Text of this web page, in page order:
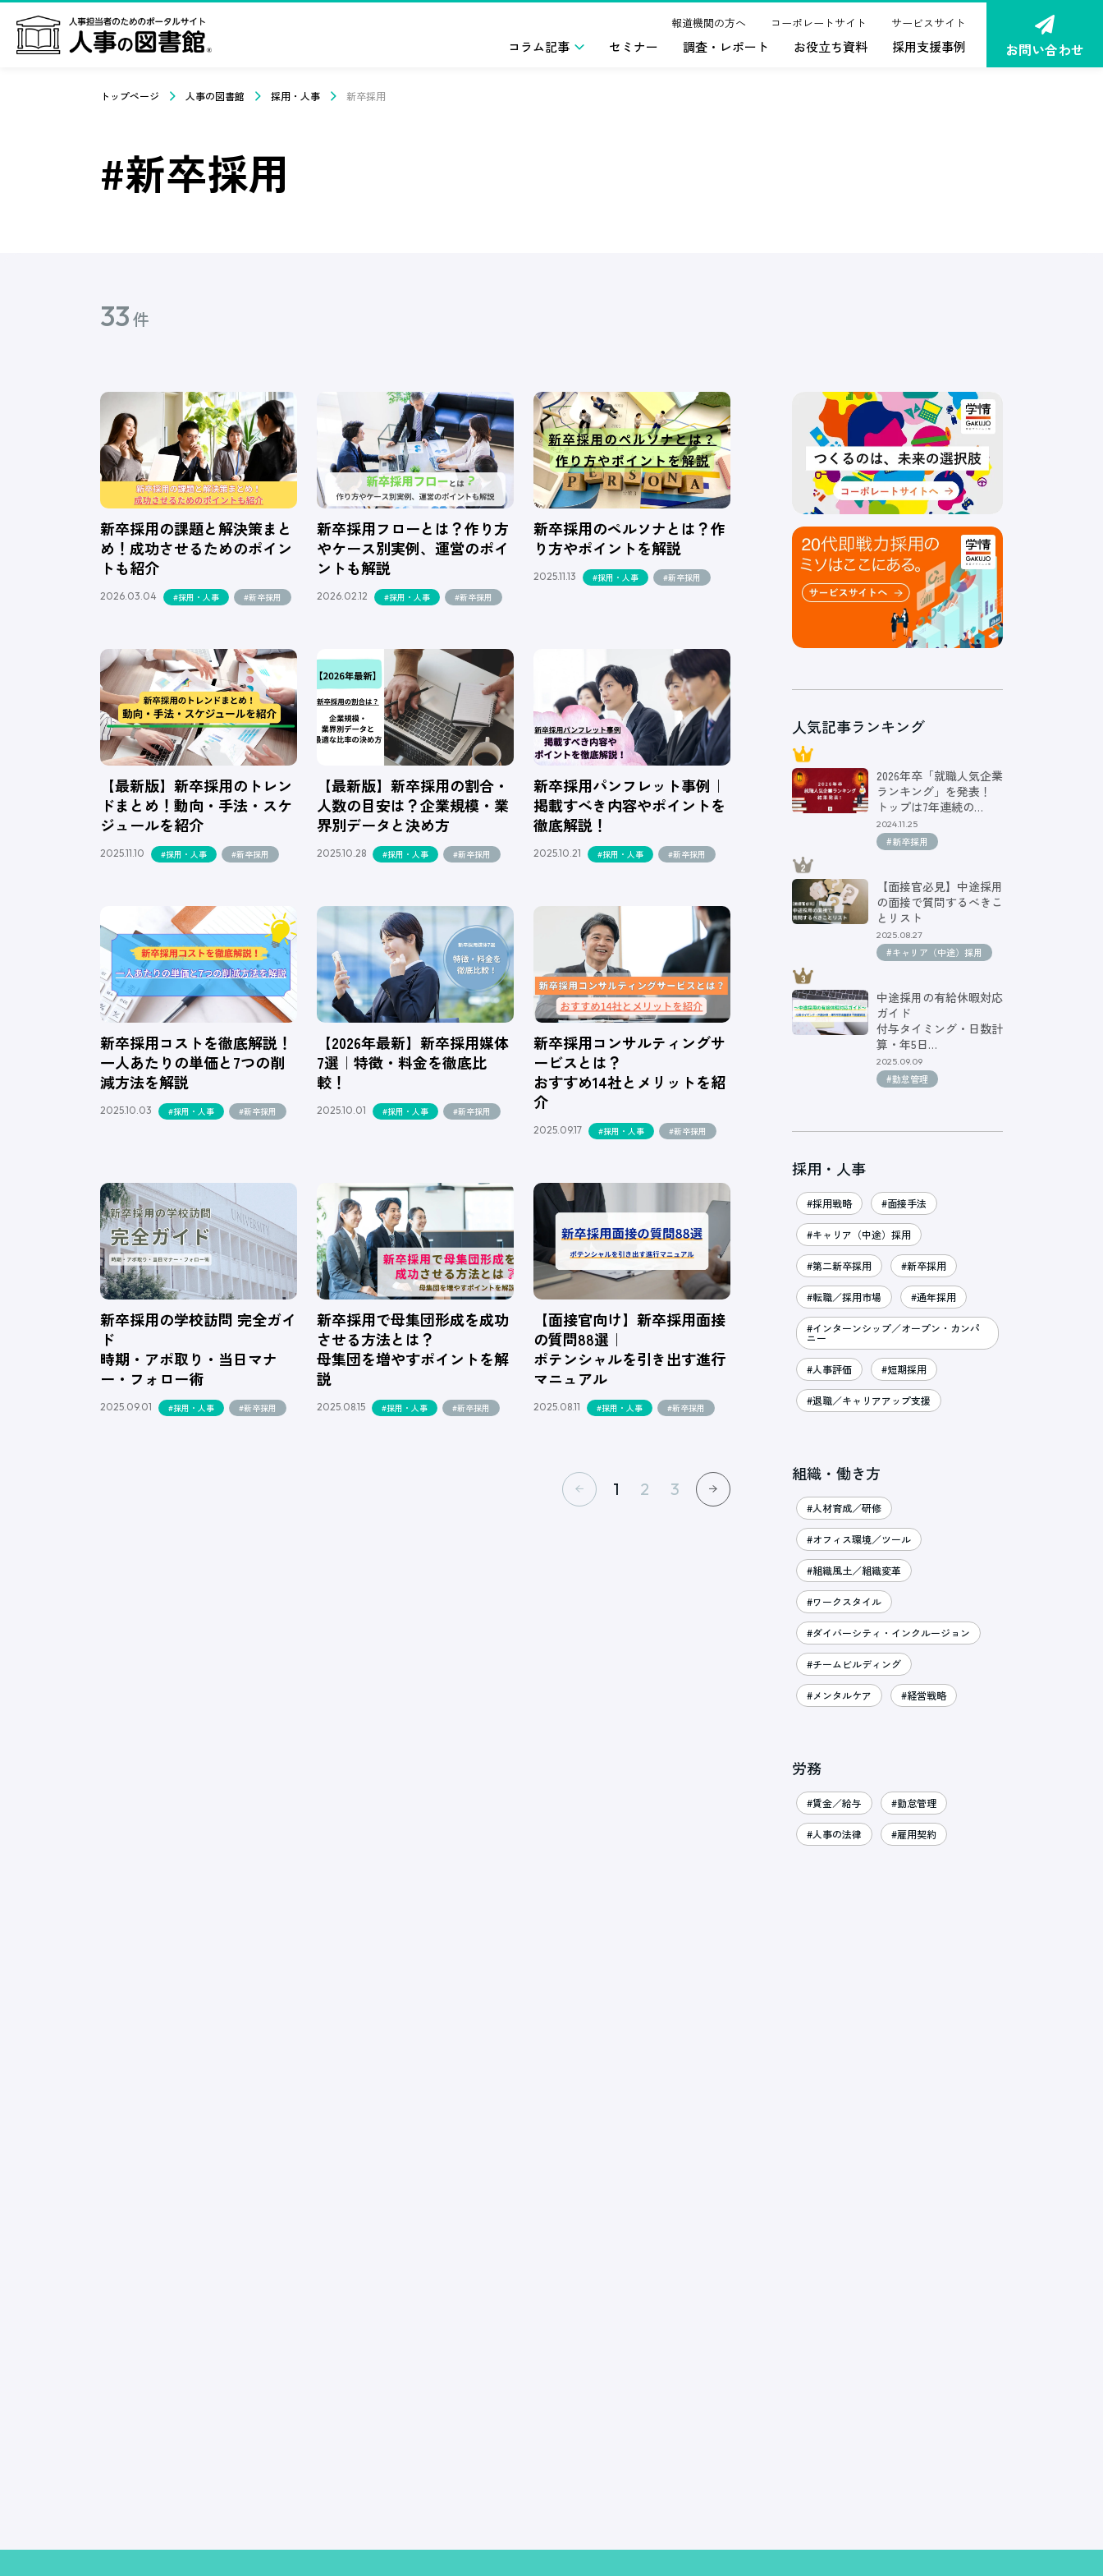
報道機関の方へ コーポレートサイト サービスサイト
コラム記事 セミナー 調査・レポート お役立ち資料 採用支援事例 お問い合わせ
トップページ 人事の図書館 採用・人事 新卒採用
#新卒採用
33件
新卒採用の課題と解決策まと
め！成功させるためのポイン
トも紹介
2026.03.04 #採用・人事 #新卒採用
新卒採用フローとは？作り方
やケース別実例、運営のポイ
ントも解説
2026.02.12 #採用・人事 #新卒採用
新卒採用のペルソナとは？作
り方やポイントを解説
2025.11.13 #採用・人事 #新卒採用
【最新版】新卒採用のトレン
ドまとめ！動向・手法・スケ
ジュールを紹介
2025.11.10 #採用・人事 #新卒採用
【最新版】新卒採用の割合・
人数の目安は？企業規模・業
界別データと決め方
2025.10.28 #採用・人事 #新卒採用
新卒採用パンフレット事例｜
掲載すべき内容やポイントを
徹底解説！
2025.10.21 #採用・人事 #新卒採用
新卒採用コストを徹底解説！
一人あたりの単価と7つの削
減方法を解説
2025.10.03 #採用・人事 #新卒採用
【2026年最新】新卒採用媒体
7選｜特徴・料金を徹底比
較！
2025.10.01 #採用・人事 #新卒採用
新卒採用コンサルティングサ
ービスとは？
おすすめ14社とメリットを紹
介
2025.09.17 #採用・人事 #新卒採用
新卒採用の学校訪問 完全ガイ
ド
時期・アポ取り・当日マナ
ー・フォロー術
2025.09.01 #採用・人事 #新卒採用
新卒採用で母集団形成を成功
させる方法とは？
母集団を増やすポイントを解
説
2025.08.15 #採用・人事 #新卒採用
【面接官向け】新卒採用面接
の質問88選｜
ポテンシャルを引き出す進行
マニュアル
2025.08.11 #採用・人事 #新卒採用
1 2 3
人気記事ランキング
2026年卒「就職人気企業
ランキング」を発表！
トップは7年連続の…
2024.11.25
#新卒採用
【面接官必見】中途採用
の面接で質問するべきこ
とリスト
2025.08.27
#キャリア（中途）採用
中途採用の有給休暇対応
ガイド
付与タイミング・日数計
算・年5日…
2025.09.09
#勤怠管理
採用・人事
#採用戦略 #面接手法
#キャリア（中途）採用
#第二新卒採用 #新卒採用
#転職／採用市場 #通年採用
#インターンシップ／オープン・カンパ
ニー
#人事評価 #短期採用
#退職／キャリアアップ支援
組織・働き方
#人材育成／研修
#オフィス環境／ツール
#組織風土／組織変革
#ワークスタイル
#ダイバーシティ・インクルージョン
#チームビルディング
#メンタルケア #経営戦略
労務
#賃金／給与 #勤怠管理
#人事の法律 #雇用契約